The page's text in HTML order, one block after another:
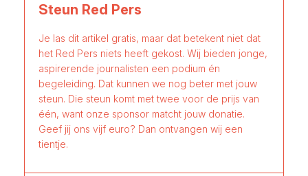
Steun Red Pers
Je las dit artikel gratis, maar dat betekent niet dat
het Red Pers niets heeft gekost. Wij bieden jonge,
aspirerende journalisten een podium én
begeleiding. Dat kunnen we nog beter met jouw
steun. Die steun komt met twee voor de prijs van
één, want onze sponsor matcht jouw donatie.
Geef jij ons vijf euro? Dan ontvangen wij een
tientje.